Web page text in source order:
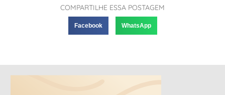
COMPARTILHE ESSA POSTAGEM
Facebook WhatsApp